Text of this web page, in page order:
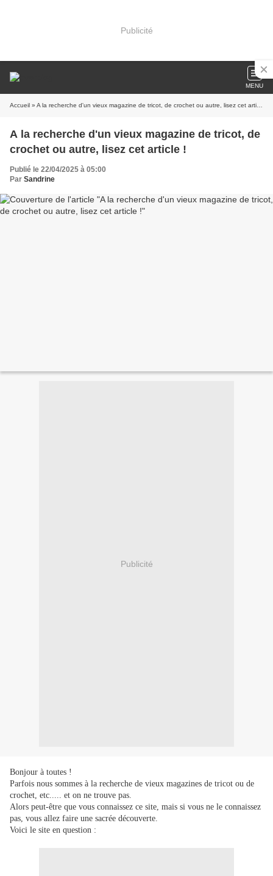
Publicité
MENU
Accueil » A la recherche d'un vieux magazine de tricot, de crochet ou autre, lisez cet article !
A la recherche d'un vieux magazine de tricot, de
crochet ou autre, lisez cet article !
Publié le 22/04/2025 à 05:00
Par Sandrine
Publicité
Bonjour à toutes !
Parfois nous sommes à la recherche de vieux magazines de tricot ou de
crochet, etc..... et on ne trouve pas.
Alors peut-être que vous connaissez ce site, mais si vous ne le connaissez
pas, vous allez faire une sacrée découverte.
Voici le site en question :